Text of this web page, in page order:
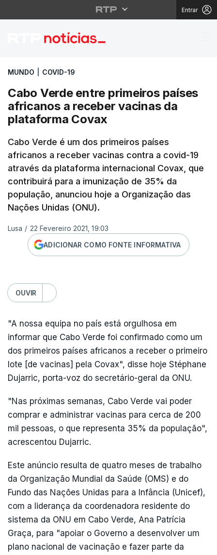
Entrar
Cabo Verde entre
MUNDO COVID-19
Cabo Verde entre primeiros países
africanos a receber vacinas da
plataforma Covax
Cabo Verde é um dos primeiros países
africanos a receber vacinas contra a covid-19
através da plataforma internacional Covax, que
contribuirá para a imunização de 35% da
população, anunciou hoje a Organização das
Nações Unidas (ONU).
Lusa / 22 Fevereiro 2021, 19:03
ADICIONAR COMO FONTE INFORMATIVA
OUVIR
"A nossa equipa no país está orgulhosa em
informar que Cabo Verde foi confirmado como um
dos primeiros países africanos a receber o primeiro
lote [de vacinas] pela Covax", disse hoje Stéphane
Dujarric, porta-voz do secretário-geral da ONU.
"Nas próximas semanas, Cabo Verde vai poder
comprar e administrar vacinas para cerca de 200
mil pessoas, o que representa 35% da população",
acrescentou Dujarric.
Este anúncio resulta de quatro meses de trabalho
da Organização Mundial da Saúde (OMS) e do
Fundo das Nações Unidas para a Infância (Unicef),
com a liderança da coordenadora residente do
sistema da ONU em Cabo Verde, Ana Patrícia
Graça, para "apoiar o Governo a desenvolver um
plano nacional de vacinação e fazer parte da